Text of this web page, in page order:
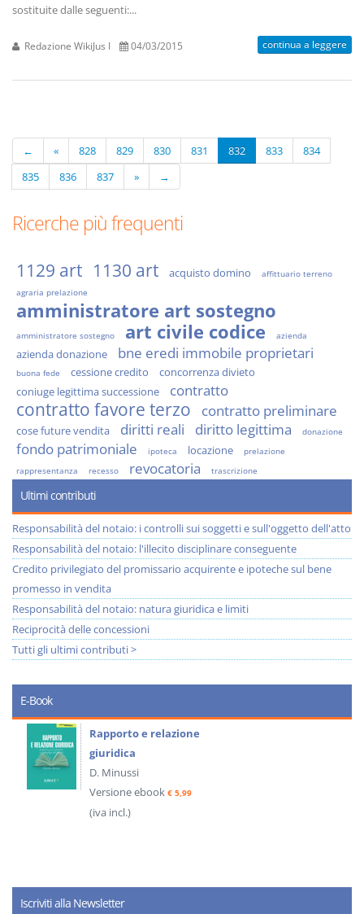
sostituite dalle seguenti:...
Redazione WikiJus I 04/03/2015 continua a leggere
← « 828 829 830 831 832 833
834
835
836 837 » →
Ricerche più frequenti
1129 art 1130 art acquisto domino
affittuario terreno
agraria prelazione
amministratore art sostegno
amministratore sostegno art civile codice azienda
azienda donazione bne eredi immobile proprietari
buona fede cessione credito
concorrenza divieto
coniuge legittima successione
contratto
contratto favore terzo contratto preliminare
cose future vendita diritti reali diritto legittima donazione
fondo patrimoniale ipoteca locazione
prelazione
rappresentanza
recesso revocatoria trascrizione
Ultimi contributi
Responsabilità del notaio: i controlli sui soggetti e sull'oggetto dell'atto
Responsabilità del notaio: l'illecito disciplinare conseguente
Credito privilegiato del promissario acquirente e ipoteche sul bene
promesso in vendita
Responsabilità del notaio: natura giuridica e limiti
Reciprocità delle concessioni
Tutti gli ultimi contributi >
E-Book
Rapporto e relazione
giuridica
D. Minussi
Versione ebook € 5,99
(iva incl.)
Iscriviti alla Newsletter